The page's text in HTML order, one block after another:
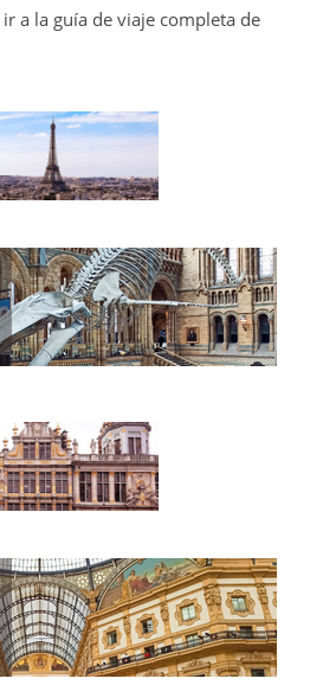
a la guía de viaje completa de